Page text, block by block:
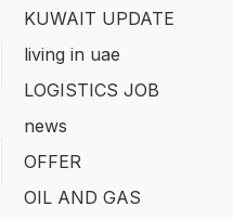
KUWAIT UPDATE
living in uae
LOGISTICS JOB
news
OFFER
OIL AND GAS